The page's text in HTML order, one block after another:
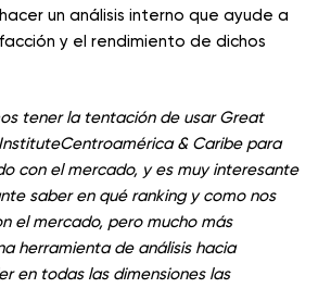
un análisis interno que ayude a
y el rendimiento de dichos
tener la tentación de usar Great
& Caribe para
con el mercado, y es muy interesante
saber en qué ranking y como nos
el mercado, pero mucho más
herramienta de análisis hacia
en todas las dimensiones las